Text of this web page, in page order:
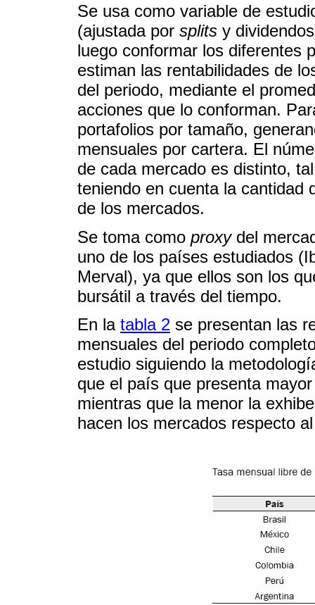
Se usa como variable de
(ajustada por splits y
luego conformar los diferentes
estiman las rentabilidades de
del periodo, mediante el
acciones que lo conforman.
portafolios por tamaño,
mensuales por cartera. El
de cada mercado es distinto,
teniendo en cuenta la cantidad
de los mercados.
Se toma como proxydel
uno de los países estudiados
Merval), ya que ellos son los
bursátil a través del tiempo.
En la tabla 2 se presentan las
mensuales del periodo
estudio siguiendo la
que el país que presenta
mientras que la menor la
hacen los mercados respecto